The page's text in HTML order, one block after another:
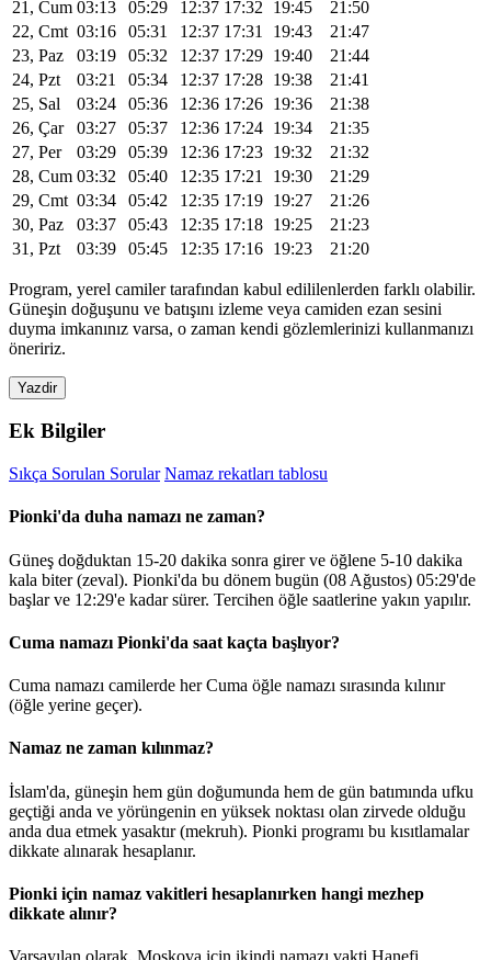
21, Cum 03:13 05:29 12:37 17:32 19:45
21:50
22, Cmt 03:16 05:31 12:37 17:31 19:43
21:47
23, Paz
03:19 05:32 12:37 17:29 19:40
21:44
24, Pzt
03:21 05:34 12:37 17:28 19:38
21:41
25, Sal
03:24 05:36 12:36 17:26 19:36
21:38
26, Çar
03:27 05:37 12:36 17:24 19:34
21:35
27, Per
03:29 05:39 12:36 17:23 19:32
21:32
28, Cum 03:32 05:40 12:35 17:21 19:30
21:29
29, Cmt 03:34 05:42 12:35 17:19 19:27
21:26
30, Paz
03:37 05:43 12:35 17:18 19:25
21:23
31, Pzt
03:39 05:45 12:35 17:16 19:23 21:20
Program, yerel camiler tarafından kabul edililenlerden farklı olabilir.
Güneşin doğuşunu ve batışını izleme veya camiden ezan sesini
duyma imkanınız varsa, o zaman kendi gözlemlerinizi kullanmanızı
öneririz.
Yazdir
Ek Bilgiler
Sıkça Sorulan Sorular Namaz rekatları tablosu
Pionki'da duha namazı ne zaman?
Güneş doğduktan 15-20 dakika sonra girer ve öğlene 5-10 dakika
kala biter (zeval). Pionki'da bu dönem bugün (08 Ağustos) 05:29'de
başlar ve 12:29'e kadar sürer. Tercihen öğle saatlerine yakın yapılır.
Cuma namazı Pionki'da saat kaçta başlıyor?
Cuma namazı camilerde her Cuma öğle namazı sırasında kılınır
(öğle yerine geçer).
Namaz ne zaman kılınmaz?
İslam'da, güneşin hem gün doğumunda hem de gün batımında ufku
geçtiği anda ve yörüngenin en yüksek noktası olan zirvede olduğu
anda dua etmek yasaktır (mekruh). Pionki programı bu kısıtlamalar
dikkate alınarak hesaplanır.
Pionki için namaz vakitleri hesaplanırken hangi mezhep
dikkate alınır?